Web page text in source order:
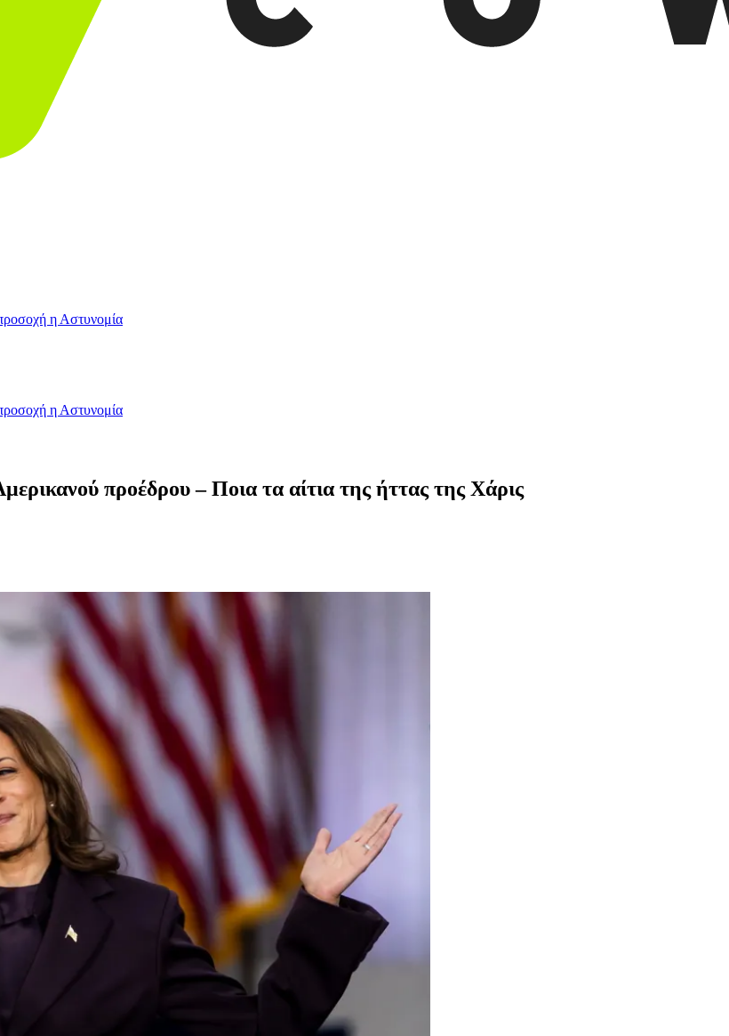
η Αστυνομία
η Αστυνομία
προέδρου – Ποια τα αίτια της ήττας της Χάρις